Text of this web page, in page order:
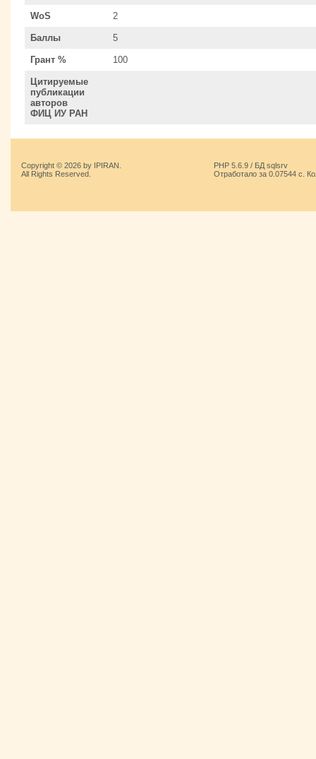
WoS 2
Баллы 5
Грант % 100
Цитируемые
публикации
авторов
ФИЦ ИУ РАН
Copyright © 2026 by IPIRAN.
All Rights Reserved.
PHP 5.6.9 / БД sqlsrv
Отработало за 0.07544 с.